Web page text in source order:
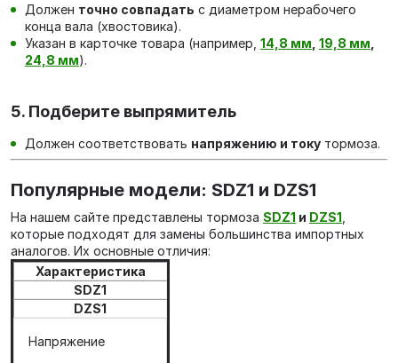
Должен точно совпадать с диаметром нерабочего
конца вала (хвостовика).
Указан в карточке товара (например, 14,8 мм 19,8 мм
24,8 мм).
5. Подберите выпрямитель
Должен соответствовать напряжению и току тормоза.
Популярные модели: SDZ1 и DZS1
На нашем сайте представлены тормоза SDZ1 и DZS1
которые подходят для замены большинства импортных
аналогов. Их основные отличия:
Характеристика
SDZ1
DZS1
Напряжение